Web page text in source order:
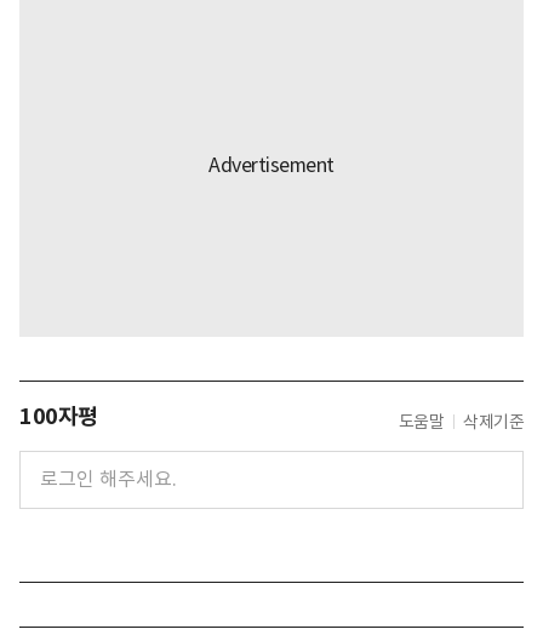
100자평 도움말 삭제기준